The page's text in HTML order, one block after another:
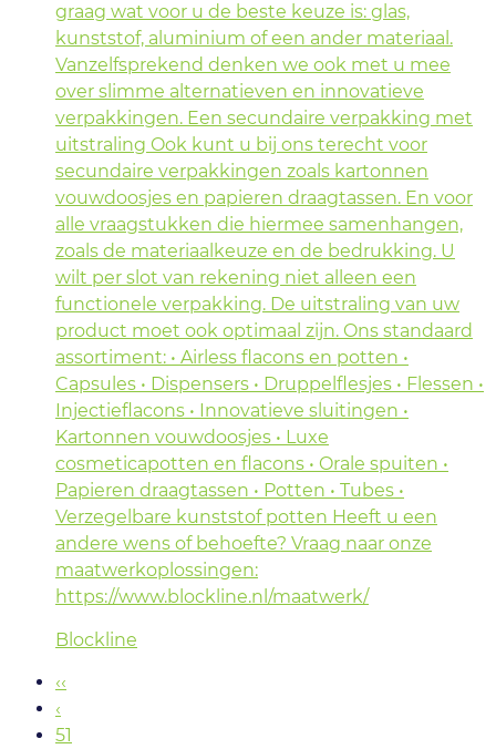
graag wat voor u de beste keuze is: glas,
kunststof, aluminium of een ander materiaal.
Vanzelfsprekend denken we ook met u mee
over slimme alternatieven en innovatieve
verpakkingen. Een secundaire verpakking met
uitstraling Ook kunt u bij ons terecht voor
secundaire verpakkingen zoals kartonnen
vouwdoosjes en papieren draagtassen. En voor
alle vraagstukken die hiermee samenhangen,
zoals de materiaalkeuze en de bedrukking. U
wilt per slot van rekening niet alleen een
functionele verpakking. De uitstraling van uw
product moet ook optimaal zijn. Ons standaard
assortiment: • Airless flacons en potten •
Capsules • Dispensers • Druppelflesjes • Flessen •
Injectieflacons • Innovatieve sluitingen •
Kartonnen vouwdoosjes • Luxe
cosmeticapotten en flacons • Orale spuiten •
Papieren draagtassen • Potten • Tubes •
Verzegelbare kunststof potten Heeft u een
andere wens of behoefte? Vraag naar onze
maatwerkoplossingen:
https://www.blockline.nl/maatwerk/
Blockline
‹‹
‹
51